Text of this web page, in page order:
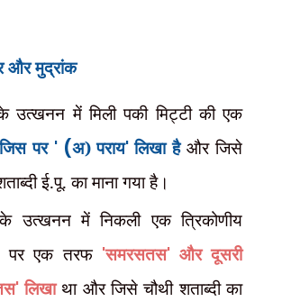
और मुद्रांक
उत्खनन में मिली पकी मिट्टी की एक
पर ' (अ) पराय'लिखा हैऔर जिसे
ई.पू. का माना गया है।
उत्खनन में निकली एक त्रिकोणीय
पर एक तरफ 'समरसतस' और दूसरी
'लिखाथा और जिसे चौथी शताब्दी का